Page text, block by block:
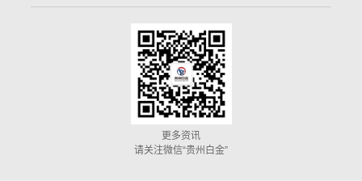
更多资讯
请关注微信“贵州白金”